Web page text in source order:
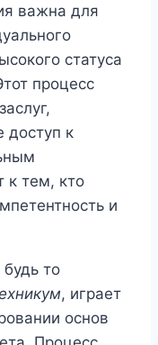
важна для
статуса
процесс
доступ к
к тем, кто
и
то
, играет
основ